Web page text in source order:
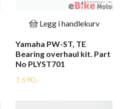
Legg i handlekurv
Yamaha PW-ST, TE
Bearing overhaul kit. Part
No PLYST701
1 690,-